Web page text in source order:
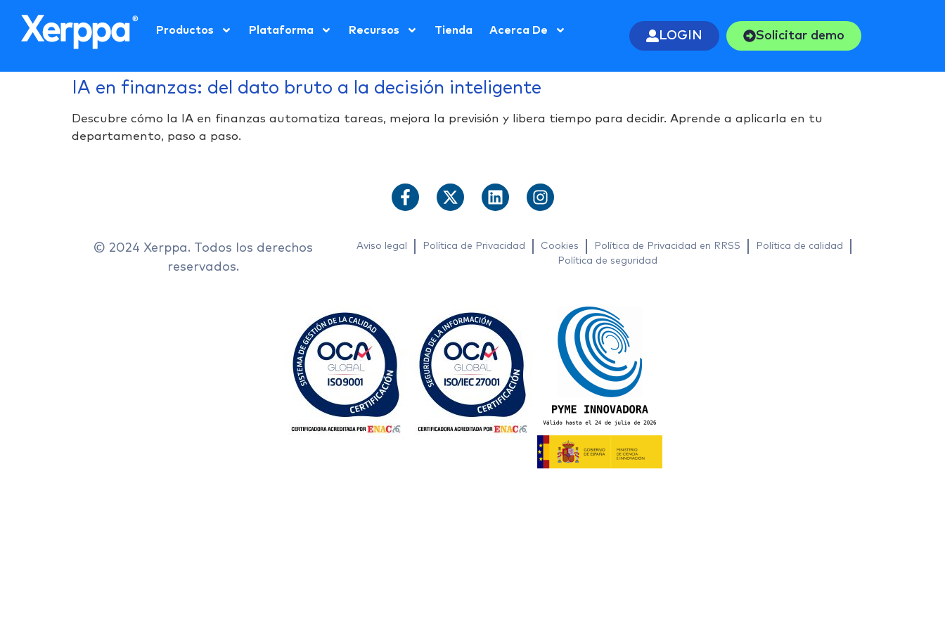
Productos Plataforma Recursos Tienda Acerca De LOGIN Solicitar demo
IA en finanzas: del dato bruto a la decisión inteligente
Descubre cómo la IA en finanzas automatiza tareas, mejora la previsión y libera tiempo para decidir. Aprende a aplicarla en tu
departamento, paso a paso.
© 2024 Xerppa. Todos los derechos
reservados.
Aviso legal Política de Privacidad Cookies Política de Privacidad en RRSS
Política de calidad
Política de seguridad